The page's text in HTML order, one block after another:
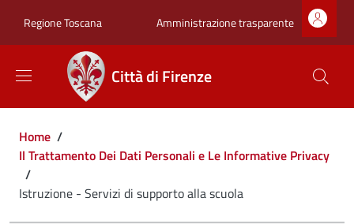
Regione Toscana Zona superiore
Amministrazione trasparente
Città di Firenze
Briciole di pane
Home /
Il Trattamento Dei Dati Personali e Le Informative Privacy
/
Istruzione - Servizi di supporto alla scuola